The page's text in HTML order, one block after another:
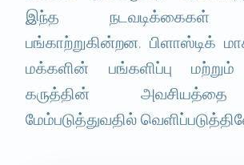
இந்த நடவடிக்கைகள்
பங்காற்றுகின்றன. பிளாஸ்டிக்
மக்களின் பங்களிப்பு
கருத்தின்
மேம்படுத்துவதில்